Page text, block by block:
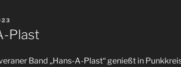
Plast
Band „Hans-A-Plast“ genießt in